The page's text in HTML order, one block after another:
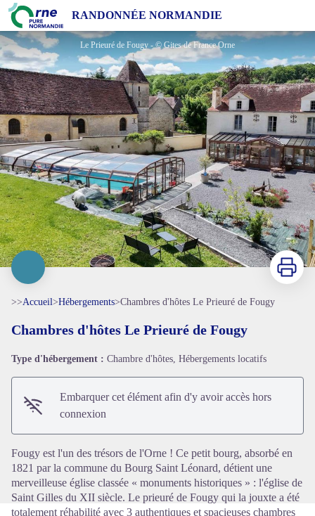
RANDONNÉE NORMANDIE
Chambres d'hôtes Le Prieuré de Fougy
Le Prieuré de Fougy - © Gites de France Orne
Voir l'image en plein écran
Imprimer
>>Accueil>Hébergements>Chambres d'hôtes Le Prieuré de Fougy
Chambres d'hôtes Le Prieuré de Fougy
Type d'hébergement : Chambre d'hôtes, Hébergements locatifs
Embarquer cet élément afin d'y avoir accès hors
connexion
Fougy est l'un des trésors de l'Orne ! Ce petit bourg, absorbé en
1821 par la commune du Bourg Saint Léonard, détient une
merveilleuse église classée « monuments historiques » : l'église de
Saint Gilles du XII siècle. Le prieuré de Fougy qui la jouxte a été
totalement réhabilité avec 3 authentiques et spacieuses chambres